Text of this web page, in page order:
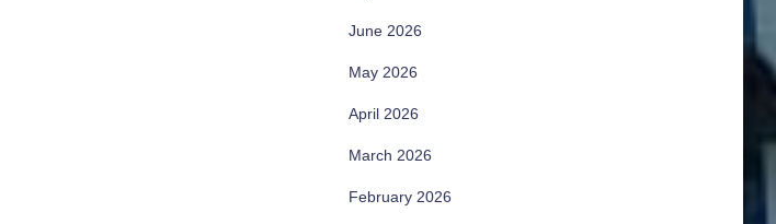
June 2026
May 2026
April 2026
March 2026
February 2026